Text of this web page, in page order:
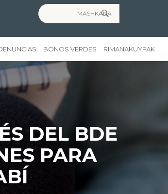
Search for:
BONOS VERDES RIMANAKUYPAK
DEL BDE
PARA